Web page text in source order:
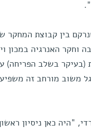
בין קבוצת
וחקר האנרגיה במכון
(בעיקר בשלב
משוב מורחב זה
"היה כאן ניסיון